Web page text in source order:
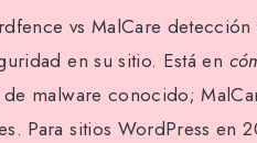
vs MalCare
en su sitio. Está en
malware conocido;
Para sitios WordPress